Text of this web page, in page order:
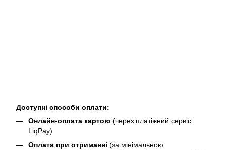
Доступні способи оплати:
Онлайн-оплата картою (через платіжний сервіс
LiqPay)
Оплата при отриманні (за мінімальною